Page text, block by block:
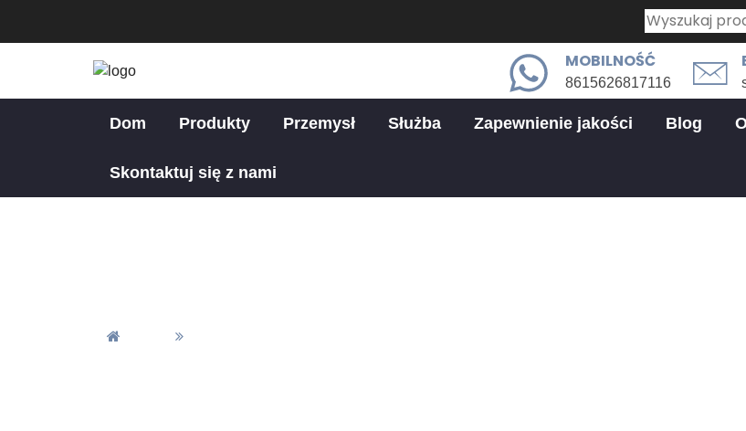
MOBILNOŚĆ
8615626817116
Dom Produkty Przemysł Służba Zapewnienie jakości Blog
Skontaktuj się z nami